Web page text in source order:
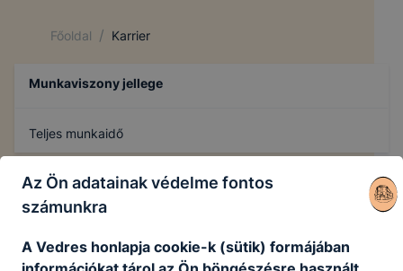
Főoldal / Karrier
Munkaviszony jellege
Teljes munkaidő
A pályázati anyag elbírálását követően az
Az Ön adatainak védelme fontos
számunkra
A Vedres honlapja cookie-k (sütik) formájában